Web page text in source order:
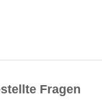
Fragen